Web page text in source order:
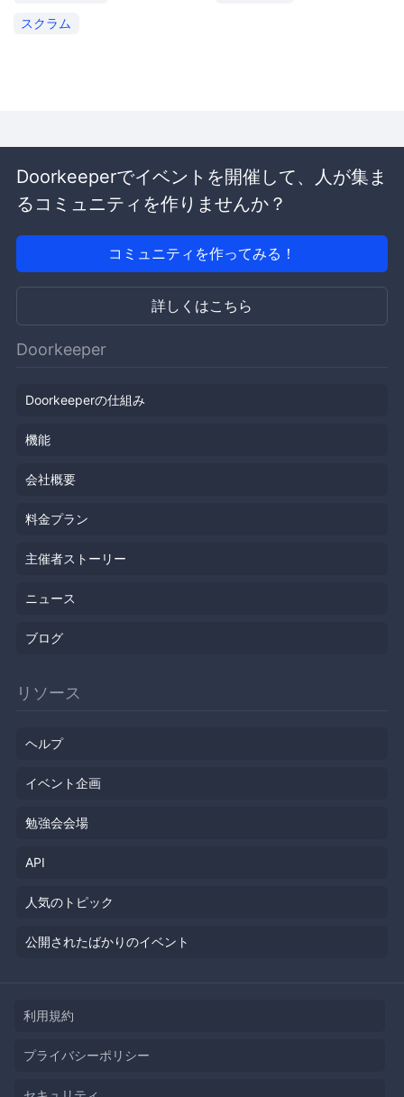
スクラム
Doorkeeperでイベントを開催して、人が集ま
るコミュニティを作りませんか？
コミュニティを作ってみる！
詳しくはこちら
Doorkeeper
Doorkeeperの仕組み
機能
会社概要
料金プラン
主催者ストーリー
ニュース
ブログ
リソース
ヘルプ
イベント企画
勉強会会場
API
人気のトピック
公開されたばかりのイベント
利用規約
プライバシーポリシー